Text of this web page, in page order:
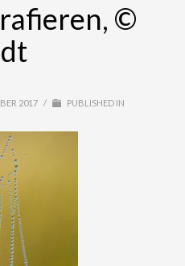
©
2017 / PUBLISHED IN